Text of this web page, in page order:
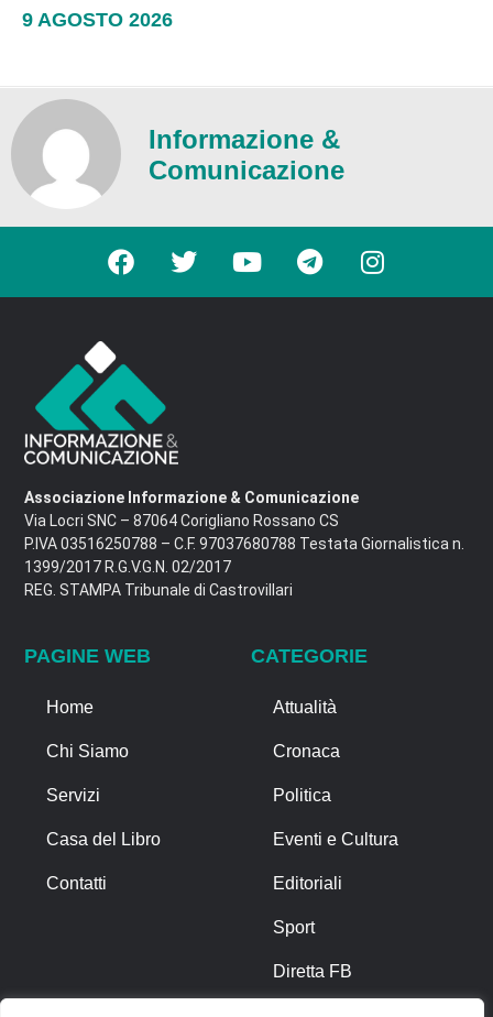
9 AGOSTO 2026
Informazione &
Comunicazione
Associazione Informazione & Comunicazione
Via Locri SNC – 87064 Corigliano Rossano CS
P.IVA 03516250788 – C.F. 97037680788 Testata Giornalistica n.
1399/2017 R.G.V.G.N. 02/2017
REG. STAMPA Tribunale di Castrovillari
PAGINE WEB
Home
Chi Siamo
Servizi
Casa del Libro
Contatti
CATEGORIE
Attualità
Cronaca
Politica
Eventi e Cultura
Editoriali
Sport
Diretta FB